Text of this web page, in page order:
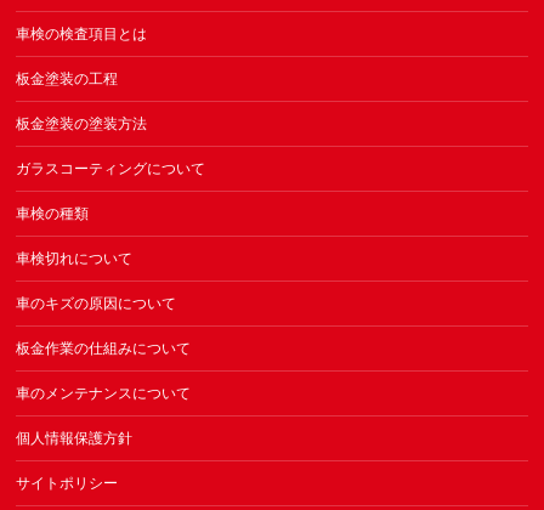
車検の検査項目とは
板金塗装の工程
板金塗装の塗装方法
ガラスコーティングについて
車検の種類
車検切れについて
車のキズの原因について
板金作業の仕組みについて
車のメンテナンスについて
個人情報保護方針
サイトポリシー